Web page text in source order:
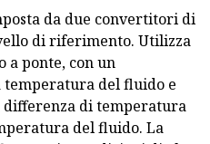
da due convertitori di
di riferimento. Utilizza
a ponte, con un
del fluido e
di temperatura
del fluido. La